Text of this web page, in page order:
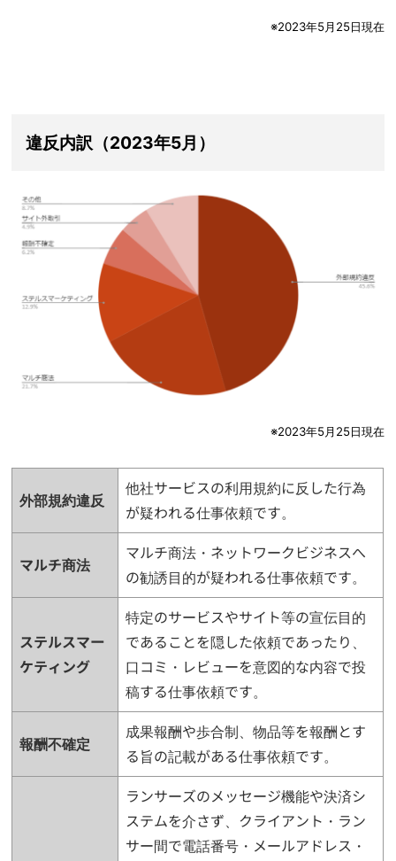
※2023年5月25日現在
違反内訳（2023年5月）
※2023年5月25日現在
外部規約違反
他社サービスの利用規約に反した行為
が疑われる仕事依頼です。
マルチ商法
マルチ商法・ネットワークビジネスへ
の勧誘目的が疑われる仕事依頼です。
ステルスマー
ケティング
特定のサービスやサイト等の宣伝目的
であることを隠した依頼であったり、
口コミ・レビューを意図的な内容で投
稿する仕事依頼です。
報酬不確定
成果報酬や歩合制、物品等を報酬とす
る旨の記載がある仕事依頼です。
ランサーズのメッセージ機能や決済シ
ステムを介さず、クライアント・ラン
サー間で電話番号・メールアドレス・